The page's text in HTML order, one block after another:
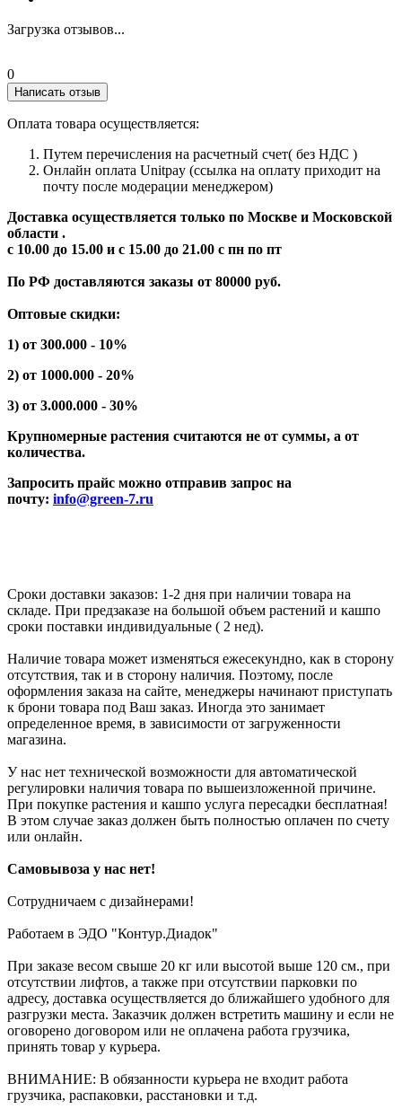
Загрузка отзывов...
0
Написать отзыв
Оплата товара осуществляется:
Путем перечисления на расчетный счет( без НДС )
Онлайн оплата Unitpay (ссылка на оплату приходит на
почту после модерации менеджером)
Доставка осуществляется только по Москве и Московской
области .
с 10.00 до 15.00 и с 15.00 до 21.00 с пн по пт
По РФ доставляются заказы от 80000 руб.
Оптовые скидки:
1) от 300.000 - 10%
2) от 1000.000 - 20%
3) от 3.000.000 - 30%
Крупномерные растения считаются не от суммы, а от
количества.
Запросить прайс можно отправив запрос на
почту: info@green-7.ru
Сроки доставки заказов: 1-2 дня при наличии товара на
складе. При предзаказе на большой объем растений и кашпо
сроки поставки индивидуальные ( 2 нед).
Наличие товара может изменяться ежесекундно, как в сторону
отсутствия, так и в сторону наличия. Поэтому, после
оформления заказа на сайте, менеджеры начинают приступать
к брони товара под Ваш заказ. Иногда это занимает
определенное время, в зависимости от загруженности
магазина.
У нас нет технической возможности для автоматической
регулировки наличия товара по вышеизложенной причине.
При покупке растения и кашпо услуга пересадки бесплатная!
В этом случае заказ должен быть полностью оплачен по счету
или онлайн.
Самовывоза у нас нет!
Сотрудничаем с дизайнерами!
Работаем в ЭДО "Контур.Диадок"
При заказе весом свыше 20 кг или высотой выше 120 см., при
отсутствии лифтов, а также при отсутствии парковки по
адресу, доставка осуществляется до ближайшего удобного для
разгрузки места. Заказчик должен встретить машину и если не
оговорено договором или не оплачена работа грузчика,
принять товар у курьера.
ВНИМАНИЕ: В обязанности курьера не входит работа
грузчика, распаковки, расстановки и т.д.